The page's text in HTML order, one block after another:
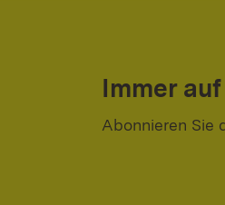
Immer
Abonnieren Sie